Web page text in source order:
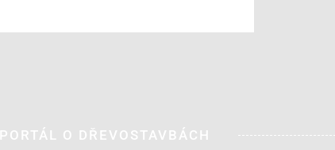
PORTÁL O DŘEVOSTAVBÁCH